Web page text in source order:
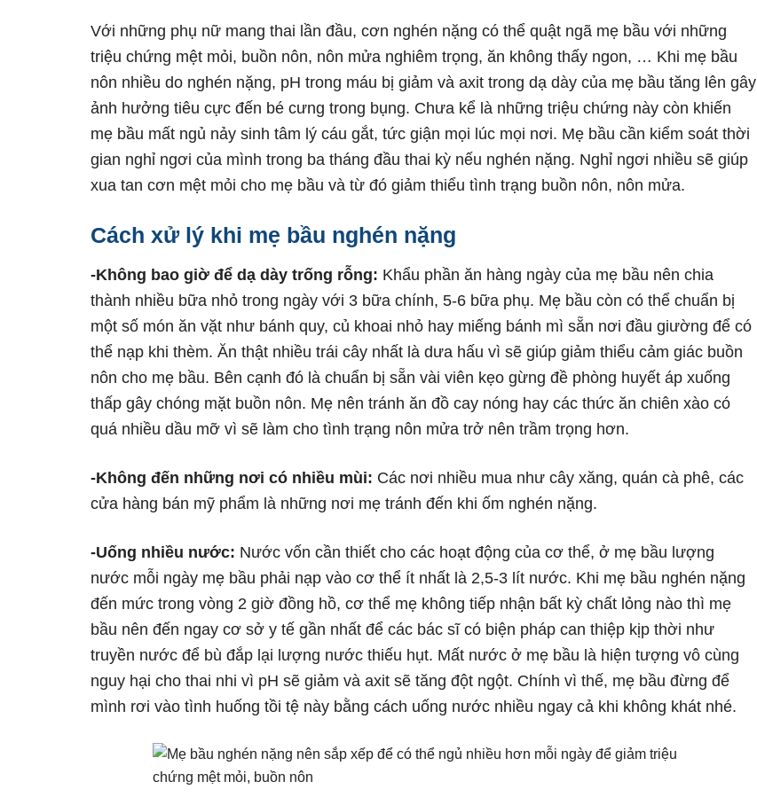
Với những phụ nữ mang thai lần đầu, cơn nghén nặng có thể quật ngã mẹ bầu với những
triệu chứng mệt mỏi, buồn nôn, nôn mửa nghiêm trọng, ăn không thấy ngon, … Khi mẹ bầu
nôn nhiều do nghén nặng, pH trong máu bị giảm và axit trong dạ dày của mẹ bầu tăng lên gây
ảnh hưởng tiêu cực đến bé cưng trong bụng. Chưa kể là những triệu chứng này còn khiến
mẹ bầu mất ngủ nảy sinh tâm lý cáu gắt, tức giận mọi lúc mọi nơi. Mẹ bầu cần kiểm soát thời
gian nghỉ ngơi của mình trong ba tháng đầu thai kỳ nếu nghén nặng. Nghỉ ngơi nhiều sẽ giúp
xua tan cơn mệt mỏi cho mẹ bầu và từ đó giảm thiểu tình trạng buồn nôn, nôn mửa.
Cách xử lý khi mẹ bầu nghén nặng
-Không bao giờ để dạ dày trống rỗng: Khẩu phần ăn hàng ngày của mẹ bầu nên chia
thành nhiều bữa nhỏ trong ngày với 3 bữa chính, 5-6 bữa phụ. Mẹ bầu còn có thể chuẩn bị
một số món ăn vặt như bánh quy, củ khoai nhỏ hay miếng bánh mì sẵn nơi đầu giường để có
thể nạp khi thèm. Ăn thật nhiều trái cây nhất là dưa hấu vì sẽ giúp giảm thiểu cảm giác buồn
nôn cho mẹ bầu. Bên cạnh đó là chuẩn bị sẵn vài viên kẹo gừng đề phòng huyết áp xuống
thấp gây chóng mặt buồn nôn. Mẹ nên tránh ăn đồ cay nóng hay các thức ăn chiên xào có
quá nhiều dầu mỡ vì sẽ làm cho tình trạng nôn mửa trở nên trầm trọng hơn.
-Không đến những nơi có nhiều mùi: Các nơi nhiều mua như cây xăng, quán cà phê, các
cửa hàng bán mỹ phẩm là những nơi mẹ tránh đến khi ốm nghén nặng.
-Uống nhiều nước: Nước vốn cần thiết cho các hoạt động của cơ thể, ở mẹ bầu lượng
nước mỗi ngày mẹ bầu phải nạp vào cơ thể ít nhất là 2,5-3 lít nước. Khi mẹ bầu nghén nặng
đến mức trong vòng 2 giờ đồng hồ, cơ thể mẹ không tiếp nhận bất kỳ chất lỏng nào thì mẹ
bầu nên đến ngay cơ sở y tế gần nhất để các bác sĩ có biện pháp can thiệp kịp thời như
truyền nước để bù đắp lại lượng nước thiếu hụt. Mất nước ở mẹ bầu là hiện tượng vô cùng
nguy hại cho thai nhi vì pH sẽ giảm và axit sẽ tăng đột ngột. Chính vì thế, mẹ bầu đừng để
mình rơi vào tình huống tồi tệ này bằng cách uống nước nhiều ngay cả khi không khát nhé.